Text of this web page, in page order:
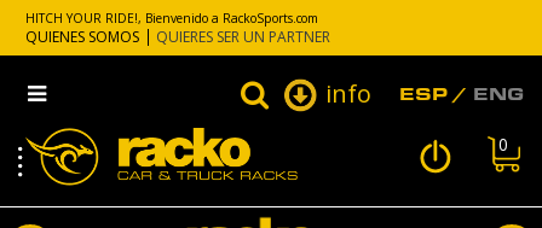
HITCH YOUR RIDE!, Bienvenido a RackoSports.com
QUIENES SOMOS QUIERES SER UN PARTNER
info ESP ENG
0